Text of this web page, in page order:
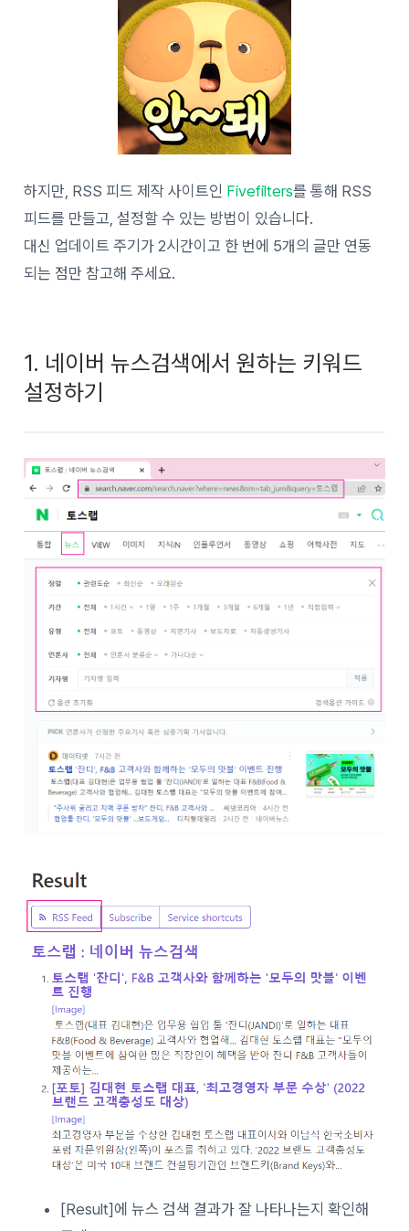
하지만, RSS 피드 제작 사이트인 Fivefilters를 통해 RSS
피드를 만들고, 설정할 수 있는 방법이 있습니다.
대신 업데이트 주기가 2시간이고 한 번에 5개의 글만 연동
되는 점만 참고해 주세요.
1. 네이버 뉴스검색에서 원하는 키워드
설정하기
[Result]에 뉴스 검색 결과가 잘 나타나는지 확인해